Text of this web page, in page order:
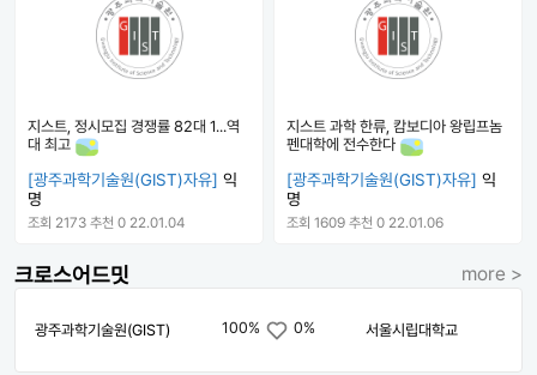
지스트, 정시모집 경쟁률 82대 1...역
대 최고
[광주과학기술원(GIST)자유] 익
명
조회 2173 추천 0 22.01.04
지스트 과학 한류, 캄보디아 왕립프놈
펜대학에 전수한다
[광주과학기술원(GIST)자유] 익
명
조회 1609 추천 0 22.01.06
크로스어드밋 more >
광주과학기술원(GIST) 100% 0% 서울시립대학교